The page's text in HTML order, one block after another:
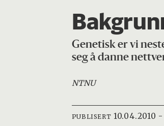
Genetisk er vi
seg å danne
NTNU
PUBLISERT 10.04.2010